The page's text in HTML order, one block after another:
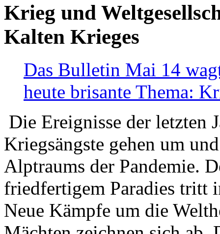
Krieg und
Kalten Krieges
Das Bulletin Mai 14
heute brisante Thema:
Die Ereignisse der letzten
Kriegsängste gehen um
Alptraums der Pandemie.
friedfertigem Paradies tritt
Neue Kämpfe um die